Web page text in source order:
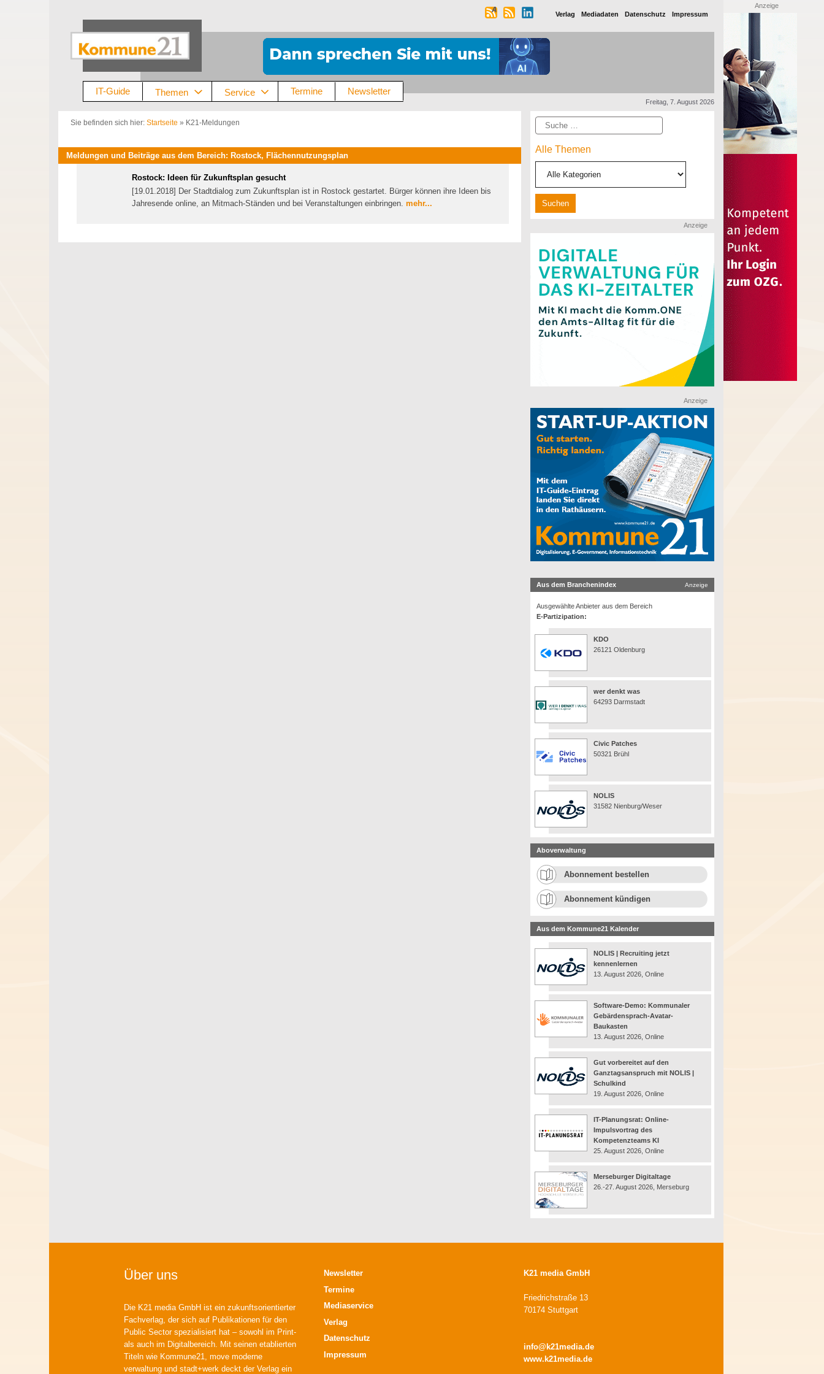
Verlag Mediadaten Datenschutz Impressum
IT-Guide Themen Service Termine Newsletter
Freitag, 7. August 2026
Sie befinden sich hier: Startseite » K21-Meldungen
Meldungen und Beiträge aus dem Bereich: Rostock, Flächennutzungsplan
Rostock: Ideen für Zukunftsplan gesucht
[19.01.2018] Der Stadtdialog zum Zukunftsplan ist in Rostock gestartet. Bürger können ihre Ideen bis
Jahresende online, an Mitmach-Ständen und bei Veranstaltungen einbringen. mehr...
Suche
Alle Themen
Anzeige
Anzeige
Aus dem Branchenindex Anzeige
Ausgewählte Anbieter aus dem Bereich
E-Partizipation:
KDO
26121 Oldenburg
wer denkt was
64293 Darmstadt
Civic Patches
50321 Brühl
NOLIS
31582 Nienburg/Weser
Aboverwaltung
Abonnement bestellen
Abonnement kündigen
Aus dem Kommune21 Kalender
NOLIS | Recruiting jetzt
kennenlernen
13. August 2026, Online
Software-Demo: Kommunaler
Gebärdensprach-Avatar-
Baukasten
13. August 2026, Online
Gut vorbereitet auf den
Ganztagsanspruch mit NOLIS |
Schulkind
19. August 2026, Online
IT-Planungsrat: Online-
Impulsvortrag des
Kompetenzteams KI
25. August 2026, Online
Merseburger Digitaltage
26.-27. August 2026, Merseburg
Anzeige
Über uns
Die K21 media GmbH ist ein zukunftsorientierter
Fachverlag, der sich auf Publikationen für den
Public Sector spezialisiert hat – sowohl im Print-
als auch im Digitalbereich. Mit seinen etablierten
Titeln wie Kommune21, move moderne
verwaltung und stadt+werk deckt der Verlag ein
Newsletter
Termine
Mediaservice
Verlag
Datenschutz
Impressum
K21 media GmbH
Friedrichstraße 13
70174 Stuttgart
info@k21media.de
www.k21media.de